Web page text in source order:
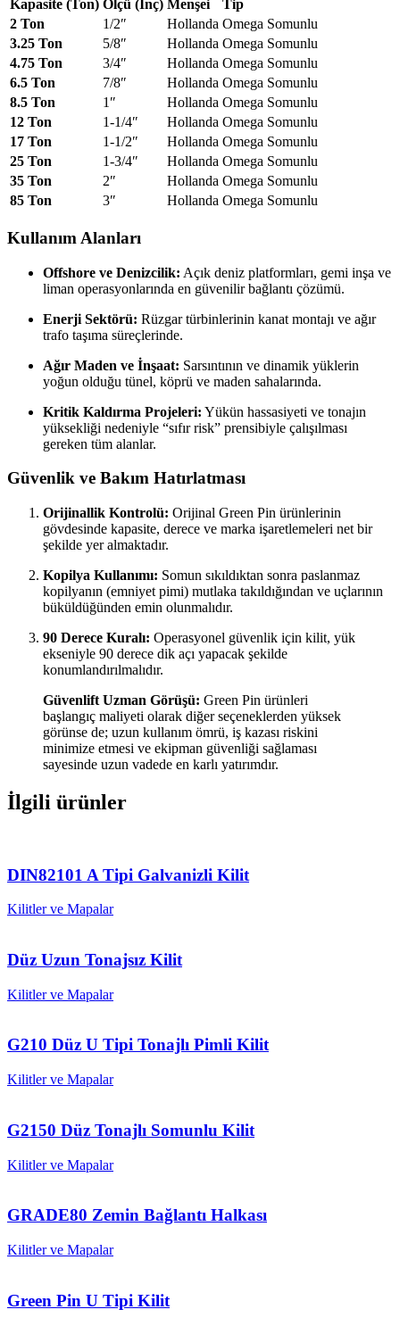
Kapasite (Ton) Ölçü (İnç) Menşei
Tip
2 Ton
1/2″ Hollanda Omega Somunlu
3.25 Ton
5/8″ Hollanda Omega Somunlu
4.75 Ton
3/4″ Hollanda Omega Somunlu
6.5 Ton
7/8″ Hollanda Omega Somunlu
8.5 Ton
1″ Hollanda Omega Somunlu
12 Ton
1-1/4″ Hollanda Omega Somunlu
17 Ton
1-1/2″ Hollanda Omega Somunlu
25 Ton
1-3/4″ Hollanda Omega Somunlu
35 Ton
2″ Hollanda Omega Somunlu
85 Ton
3″ Hollanda Omega Somunlu
Kullanım Alanları
Offshore ve Denizcilik: Açık deniz platformları, gemi inşa ve
liman operasyonlarında en güvenilir bağlantı çözümü.
Enerji Sektörü: Rüzgar türbinlerinin kanat montajı ve ağır
trafo taşıma süreçlerinde.
Ağır Maden ve İnşaat: Sarsıntının ve dinamik yüklerin
yoğun olduğu tünel, köprü ve maden sahalarında.
Kritik Kaldırma Projeleri: Yükün hassasiyeti ve tonajın
yüksekliği nedeniyle “sıfır risk” prensibiyle çalışılması
gereken tüm alanlar.
Güvenlik ve Bakım Hatırlatması
Orijinallik Kontrolü: Orijinal Green Pin ürünlerinin
gövdesinde kapasite, derece ve marka işaretlemeleri net bir
şekilde yer almaktadır.
Kopilya Kullanımı: Somun sıkıldıktan sonra paslanmaz
kopilyanın (emniyet pimi) mutlaka takıldığından ve uçlarının
büküldüğünden emin olunmalıdır.
90 Derece Kuralı: Operasyonel güvenlik için kilit, yük
ekseniyle 90 derece dik açı yapacak şekilde
konumlandırılmalıdır.
Güvenlift Uzman Görüşü: Green Pin ürünleri
başlangıç maliyeti olarak diğer seçeneklerden yüksek
görünse de; uzun kullanım ömrü, iş kazası riskini
minimize etmesi ve ekipman güvenliği sağlaması
sayesinde uzun vadede en karlı yatırımdır.
İlgili ürünler
DIN82101 A Tipi Galvanizli Kilit
Kilitler ve Mapalar
Düz Uzun Tonajsız Kilit
Kilitler ve Mapalar
G210 Düz U Tipi Tonajlı Pimli Kilit
Kilitler ve Mapalar
G2150 Düz Tonajlı Somunlu Kilit
Kilitler ve Mapalar
GRADE80 Zemin Bağlantı Halkası
Kilitler ve Mapalar
Green Pin U Tipi Kilit